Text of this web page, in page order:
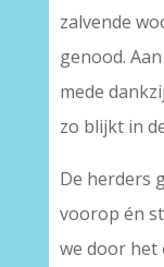
zalvende
genood.
mede
zo blijkt in
De herders
voorop én
we door het